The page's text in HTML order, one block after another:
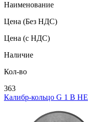
Наименование
Цена (Без НДС)
Цена (с НДС)
Наличие
Кол-во
363
Калибр-кольцо G 1 В НЕ